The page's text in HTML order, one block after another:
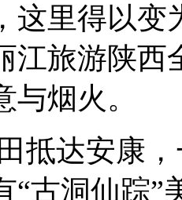
这里得以变
江旅游陕西
烟火。
抵达安康
“古洞仙踪”